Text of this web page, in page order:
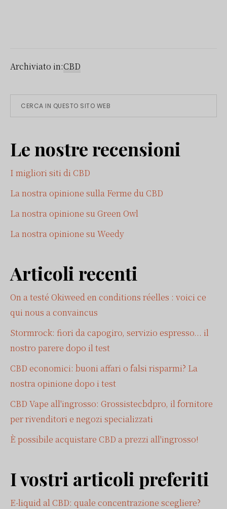
Archiviato in:CBD
Barra
primaria
Cerca
in
sito
Le nostre recensioni
I migliori siti di CBD
La nostra opinione sulla Ferme du CBD
La nostra opinione su Green Owl
La nostra opinione su Weedy
Articoli recenti
On a testé Okiweed en conditions réelles : voici ce
qui nous a convaincus
Stormrock: fiori da capogiro, servizio espresso... il
nostro parere dopo il test
CBD economici: buoni affari o falsi risparmi? La
nostra opinione dopo i test
CBD Vape all'ingrosso: Grossistecbdpro, il fornitore
per rivenditori e negozi specializzati
È possibile acquistare CBD a prezzi all'ingrosso!
I vostri articoli preferiti
E-liquid al CBD: quale concentrazione scegliere?